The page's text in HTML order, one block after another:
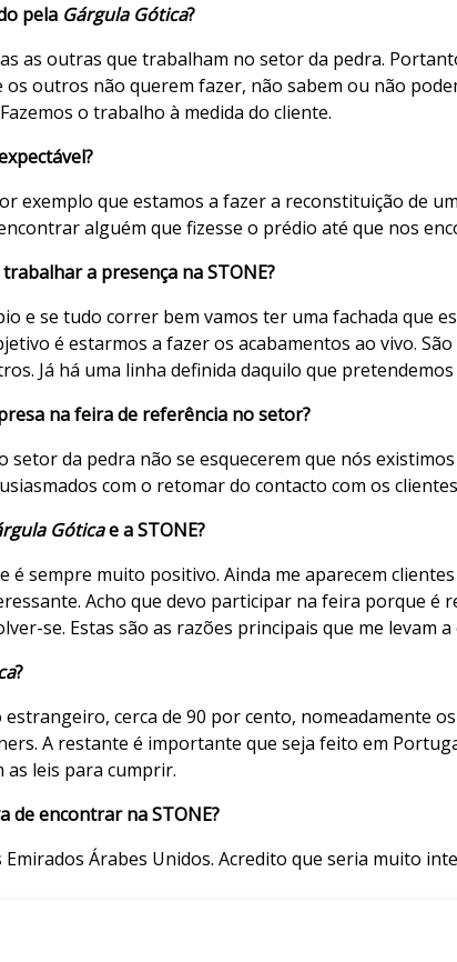
pela Gárgula Gótica?
as outras que trabalham no setor da pedra.
os outros não querem fazer, não sabem ou não
o trabalho à medida do cliente.
exemplo que estamos a fazer a reconstituição de
alguém que fizesse o prédio até que nos
a presença na STONE?
e se tudo correr bem vamos ter uma fachada que
é estarmos a fazer os acabamentos ao vivo.
Já há uma linha definida daquilo que
na feira de referência no setor?
setor da pedra não se esquecerem que nós
com o retomar do contacto com os
Góticae a STONE?
é sempre muito positivo. Ainda me aparecem
Acho que devo participar na feira porque é
se. Estas são as razões principais que me levam
?
cerca de 90 por cento, nomeadamente
A restante é importante que seja feito em
as leis para cumprir.
de encontrar na STONE?
Árabes Unidos. Acredito que seria muito